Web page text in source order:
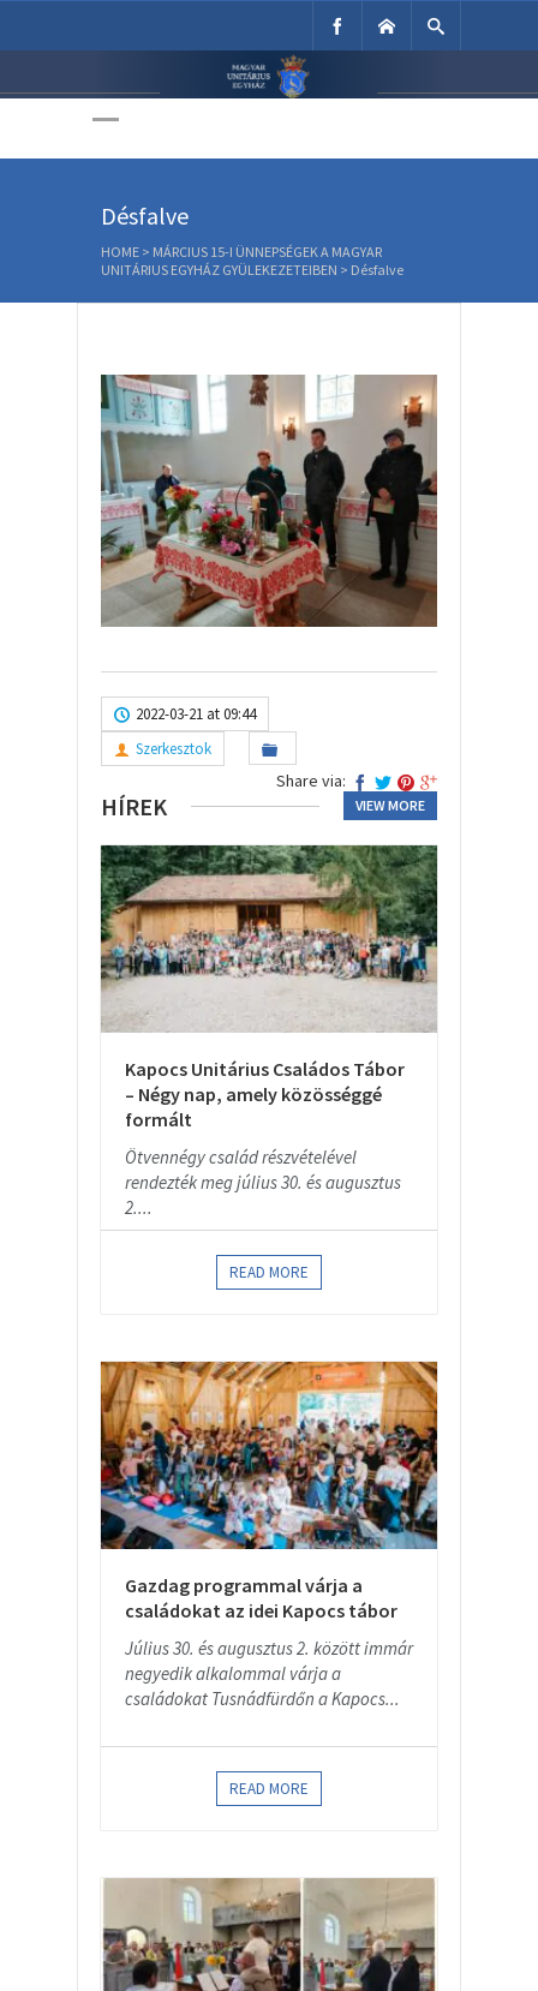
Unitárius Egyház
Désfalve
HOME > MÁRCIUS 15-I ÜNNEPSÉGEK A MAGYAR
UNITÁRIUS EGYHÁZ GYÜLEKEZETEIBEN > Désfalve
2022-03-21 at 09:44
Szerkesztok
Share via:
HÍREK VIEW MORE
Kapocs Unitárius Családos Tábor
– Négy nap, amely közösséggé
formált
Ötvennégy család részvételével
rendezték meg július 30. és augusztus
2....
READ MORE
Gazdag programmal várja a
családokat az idei Kapocs tábor
Július 30. és augusztus 2. között immár
negyedik alkalommal várja a
családokat Tusnádfürdőn a Kapocs...
READ MORE